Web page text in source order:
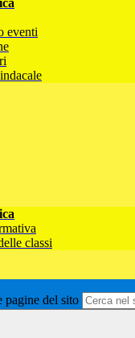
eventi
classi
pagine del sito